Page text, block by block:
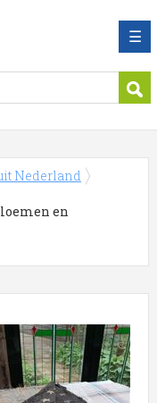
☰
Nederland
en